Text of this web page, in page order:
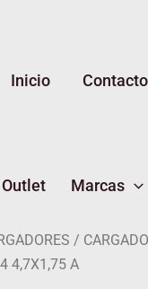
Inicio Contacto
Outlet Marcas
/
4,7X1,75 A